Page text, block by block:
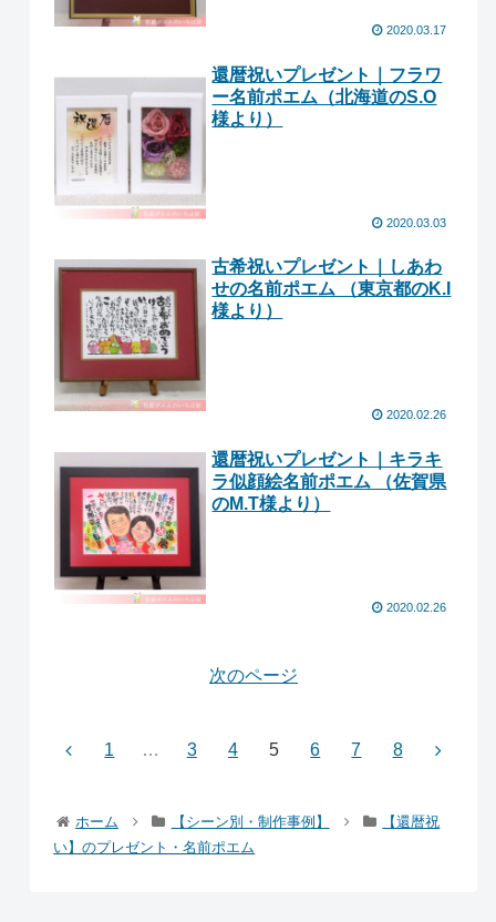
2020.03.17
還暦祝いプレゼント｜フラワ
ー名前ポエム（北海道のS.O
様より ）
2020.03.03
古希祝いプレゼント｜しあわ
せの名前ポエム （東京都のK.I
様より ）
2020.02.26
還暦祝いプレゼント｜キラキ
ラ似顔絵名前ポエム （佐賀県
のM.T様より ）
2020.02.26
次のページ
1 … 3 4 5 6 7 8
ホーム 【シーン別・制作事例】
【還暦祝
い】のプレゼント・名前ポエム